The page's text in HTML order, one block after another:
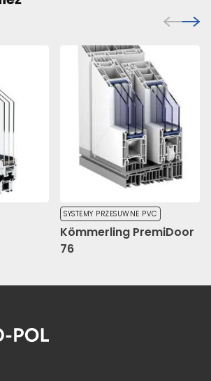
SYSTEMY PRZESUWNE PVC
Kömmerling PremiDoor
76